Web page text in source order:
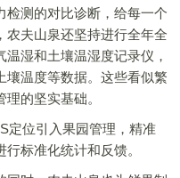
检测的对比诊断，给每一个
农夫山泉还坚持进行全年全
湿和土壤温湿度记录仪，
壤温度等数据。这些看似繁
的坚实基础。
位引入果园管理，精准
标准化统计和反馈。